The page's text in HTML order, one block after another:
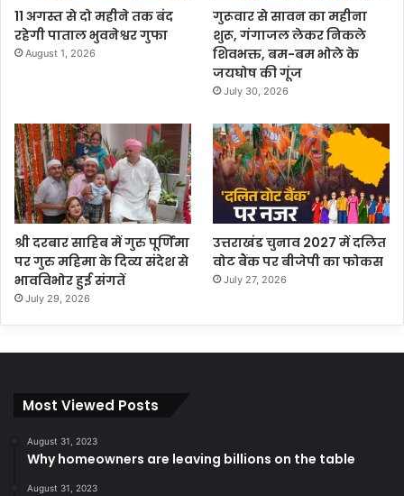
11 अगस्त से दो महीने तक बंद
रहेगी पाताल भुवनेश्वर गुफा
August 1, 2026
गुरूवार से सावन का महीना
शुरू, गंगाजल लेकर निकले
शिवभक्त, बम-बम भोले के
जयघोष की गूंज
July 30, 2026
श्री दरबार साहिब में गुरु पूर्णिमा
पर गुरु महिमा के दिव्य संदेश से
भावविभोर हुई संगतें
July 29, 2026
उत्तराखंड चुनाव 2027 में दलित
वोट बैंक पर बीजेपी का फोकस
July 27, 2026
Most Viewed Posts
August 31, 2023
Why homeowners are leaving billions on the table
August 31, 2023